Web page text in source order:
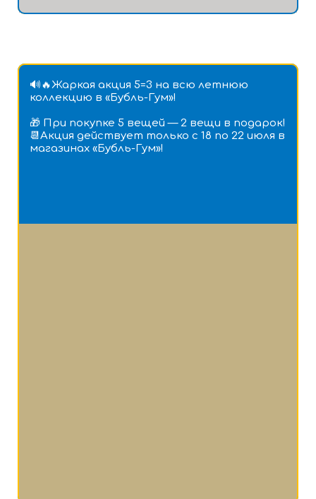
🔊🔥Жаркая акция 5=3 на всю летнюю
коллекцию в «Бубль-Гум»!
🎁 При покупке 5 вещей — 2 вещи в подарок!
📆Акция действует только с 18 по 22 июля в
магазинах «Бубль-Гум»!